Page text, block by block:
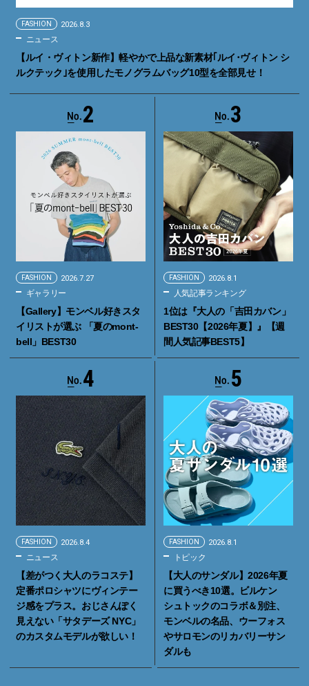
FASHION 2026.8.3
ニュース
【ルイ・ヴィトン新作】軽やかで上品な新素材｢ルイ･ヴィトン シ
ルクテック｣を使用したモノグラムバッグ10型を全部見せ！
2
FASHION 2026.7.27
ギャラリー
【Gallery】モンベル好きスタ
イリストが選ぶ 「夏のmont-
bell」BEST30
3
FASHION 2026.8.1
人気記事ランキング
1位は『大人の「吉田カバン」
BEST30【2026年夏】』【週
間人気記事BEST5】
4
FASHION 2026.8.4
ニュース
【差がつく大人のラコステ】
定番ポロシャツにヴィンテー
ジ感をプラス。おじさんぽく
見えない「サタデーズ NYC」
のカスタムモデルが欲しい！
5
FASHION 2026.8.1
トピック
【大人のサンダル】2026年夏
に買うべき10選。ビルケン
シュトックのコラボ＆別注、
モンベルの名品、ウーフォス
やサロモンのリカバリーサン
ダルも